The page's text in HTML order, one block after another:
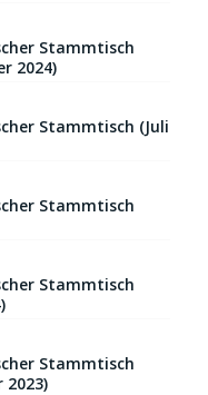
Stammtisch
2024)
Stammtisch (Juli
Stammtisch
Stammtisch
Stammtisch
2023)